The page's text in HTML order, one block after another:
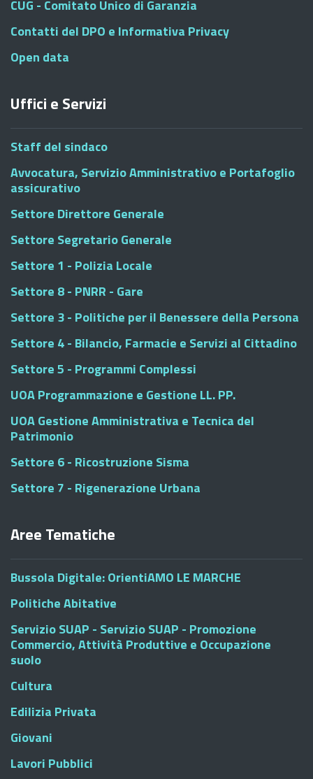
CUG - Comitato Unico di Garanzia
Contatti del DPO e Informativa Privacy
Open data
Uffici e Servizi
Staff del sindaco
Avvocatura, Servizio Amministrativo e Portafoglio
assicurativo
Settore Direttore Generale
Settore Segretario Generale
Settore 1 - Polizia Locale
Settore 8 - PNRR - Gare
Settore 3 - Politiche per il Benessere della Persona
Settore 4 - Bilancio, Farmacie e Servizi al Cittadino
Settore 5 - Programmi Complessi
UOA Programmazione e Gestione LL. PP.
UOA Gestione Amministrativa e Tecnica del
Patrimonio
Settore 6 - Ricostruzione Sisma
Settore 7 - Rigenerazione Urbana
Aree Tematiche
Bussola Digitale: OrientiAMO LE MARCHE
Politiche Abitative
Servizio SUAP - Servizio SUAP - Promozione
Commercio, Attività Produttive e Occupazione
suolo
Cultura
Edilizia Privata
Giovani
Lavori Pubblici